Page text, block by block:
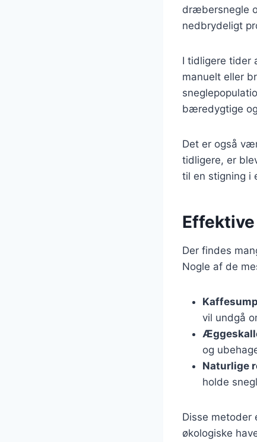
dræbersnegle
nedbrydeligt
I tidligere tider
manuelt eller
bæredygtige
Det er også
tidligere, er
til en stigning i
Der findes
Nogle af de
Kaffesump
vil undgå
og
Naturlige
holde
Disse metoder
økologiske